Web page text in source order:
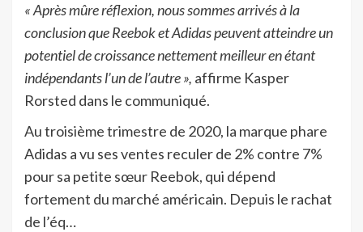
« Après mûre réflexion, nous sommes arrivés à la
conclusion que Reebok et Adidas peuvent atteindre un
potentiel de croissance nettement meilleur en étant
indépendants l’un de l’autre », affirme Kasper
Rorsted dans le communiqué.
Au troisième trimestre de 2020, la marque phare
Adidas a vu ses ventes reculer de 2% contre 7%
pour sa petite sœur Reebok, qui dépend
fortement du marché américain. Depuis le rachat
de l’éq…